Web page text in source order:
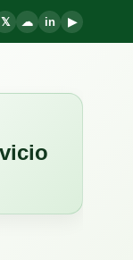
𝕏 ☁ in ▶